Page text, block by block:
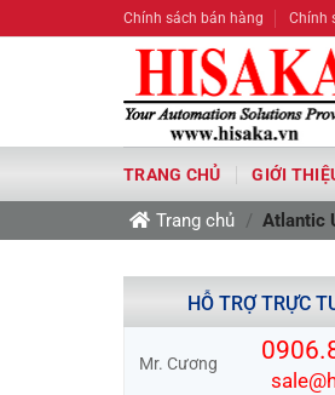
qua
Chính sách bán hàng Chính
TRANG CHỦ GIỚI
Trang chủ / Atlantic
HỖ TRỢ TRỰC
Mr. Cương